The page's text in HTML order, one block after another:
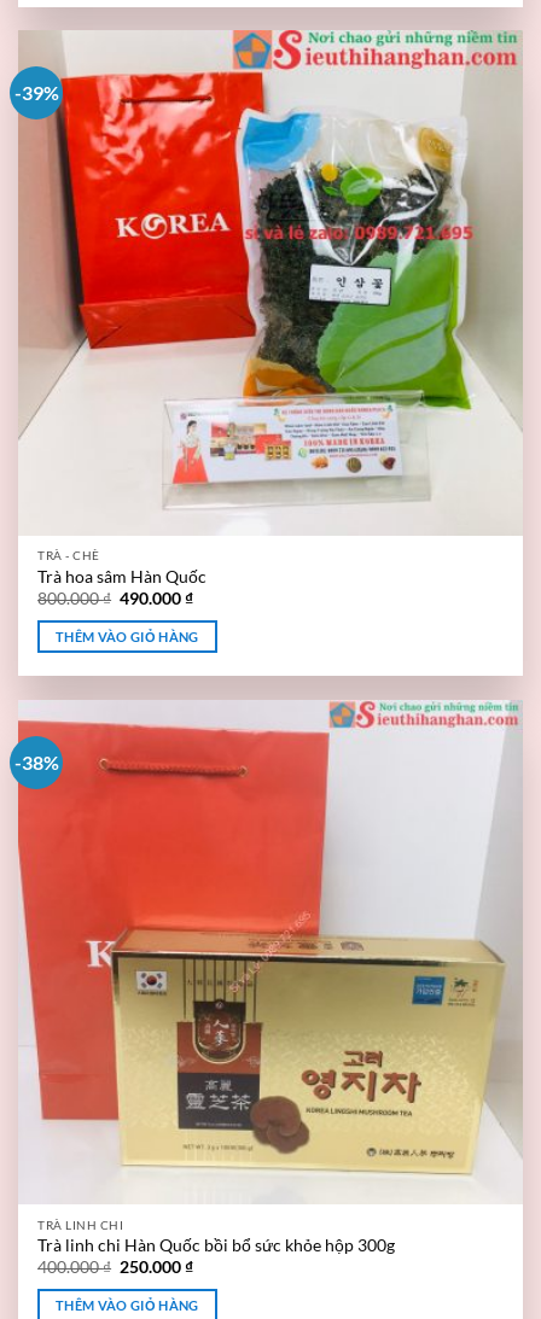
-39%
TRÀ - CHÈ
Trà hoa sâm Hàn Quốc
800.000₫ 490.000₫
THÊM VÀO GIỎ HÀNG
-38%
TRÀ LINH CHI
Trà linh chi Hàn Quốc bồi bổ sức khỏe hộp 300g
400.000₫ 250.000₫
THÊM VÀO GIỎ HÀNG